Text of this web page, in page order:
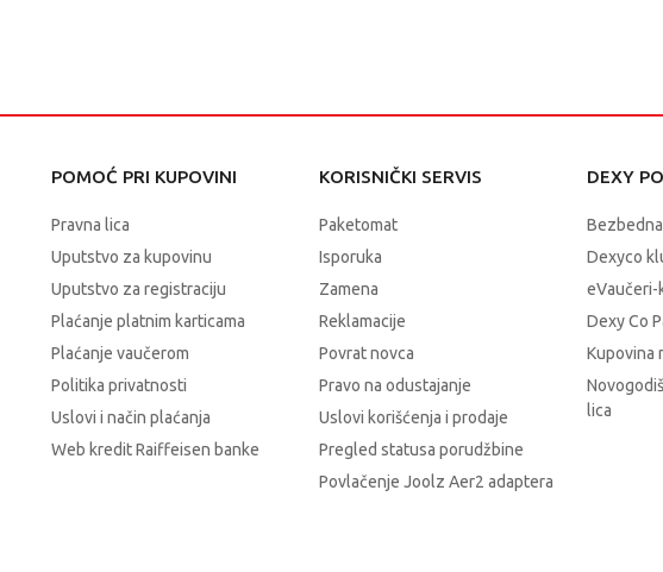
POMOĆ PRI KUPOVINI
Pravna lica
Uputstvo za kupovinu
Uputstvo za registraciju
Plaćanje platnim karticama
Plaćanje vaučerom
Politika privatnosti
Uslovi i način plaćanja
Web kredit Raiffeisen banke
KORISNIČKI SERVIS
Paketomat
Isporuka
Zamena
Reklamacije
Povrat novca
Pravo na odustajanje
Uslovi korišćenja i prodaje
Pregled statusa porudžbine
Povlačenje Joolz Aer2 adaptera
DEXY
Dexyco
Dexy Co
Kupovina
lica